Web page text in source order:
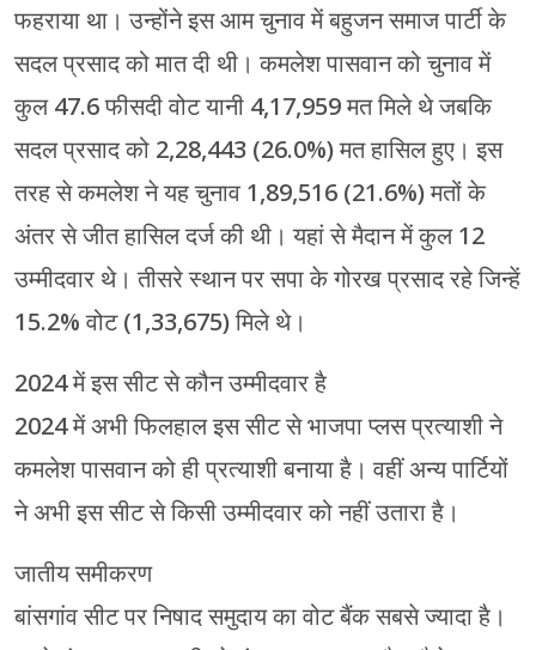
फहराया था। उन्होंने इस आम चुनाव में बहुजन समाज पार्टी के
सदल प्रसाद को मात दी थी। कमलेश पासवान को चुनाव में
कुल 47.6 फीसदी वोट यानी 4,17,959 मत मिले थे जबकि
सदल प्रसाद को 2,28,443 (26.0%) मत हासिल हुए। इस
तरह से कमलेश ने यह चुनाव 1,89,516 (21.6%) मतों के
अंतर से जीत हासिल दर्ज की थी। यहां से मैदान में कुल 12
उम्मीदवार थे। तीसरे स्थान पर सपा के गोरख प्रसाद रहे जिन्हें
15.2% वोट (1,33,675) मिले थे।
2024 में इस सीट से कौन उम्मीदवार है
2024 में अभी फिलहाल इस सीट से भाजपा प्लस प्रत्याशी ने
कमलेश पासवान को ही प्रत्याशी बनाया है। वहीं अन्य पार्टियों
ने अभी इस सीट से किसी उम्मीदवार को नहीं उतारा है।
जातीय समीकरण
बांसगांव सीट पर निषाद समुदाय का वोट बैंक सबसे ज्यादा है।